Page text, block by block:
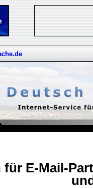
für E-Mail-